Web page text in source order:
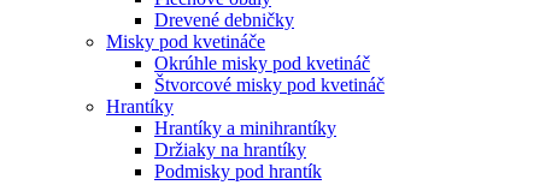
Drevené debničky
Misky pod kvetináče
Okrúhle misky pod kvetináč
Štvorcové misky pod kvetináč
Hrantíky
Hrantíky a minihrantíky
Držiaky na hrantíky
Podmisky pod hrantík